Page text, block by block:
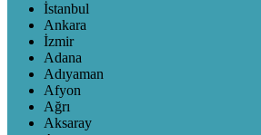
İstanbul
Ankara
İzmir
Adana
Adıyaman
Afyon
Ağrı
Aksaray